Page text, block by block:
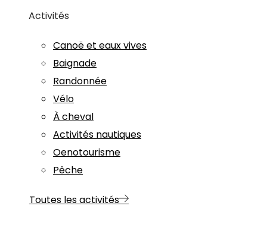
Activités
Canoë et eaux vives
Baignade
Randonnée
Vélo
À cheval
Activités nautiques
Oenotourisme
Pêche
Toutes les activités